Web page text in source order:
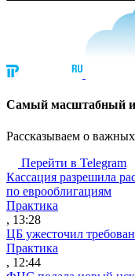
Cамый масштабный и
Рассказываем о
Перейти в Telegram
Кассация разрешила
по еврооблигациям
Практика
, 13:28
ЦБ ужесточил
Практика
, 12:44